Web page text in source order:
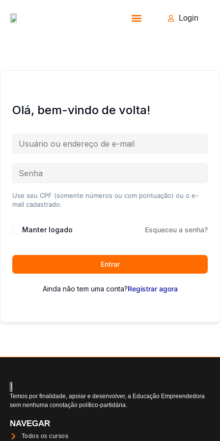
Login
Olá, bem-vindo de volta!
Use seu CPF (somente números ou com pontuação) ou o e-
mail cadastrado.
Manter logado Esqueceu a senha?
Entrar
Ainda não tem uma conta?Registrar agora
Temos por finalidade, apoiar e desenvolver, a Educação Empreendedora
sem nenhuma conotação político-partidária.
NAVEGAR
Todos os cursos